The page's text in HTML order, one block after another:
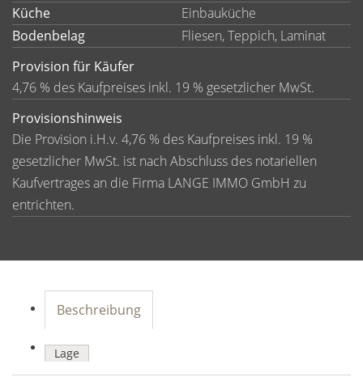
Küche
Einbauküche
Bodenbelag
Fliesen, Teppich, Laminat
Provision für Käufer
4,76 % des Kaufpreises inkl. 19 % gesetzlicher MwSt.
Provisionshinweis
Die Provision i.H.v. 4,76 % des Kaufpreises inkl. 19 %
gesetzlicher MwSt. ist nach Abschluss des notariellen
Kaufvertrages an die Firma LANGE IMMO GmbH zu
entrichten.
Beschreibung
Lage